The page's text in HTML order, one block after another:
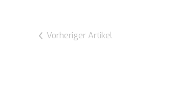
Vorheriger Artikel